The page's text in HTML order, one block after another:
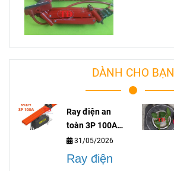
DÀNH CHO BẠN
Ray điện an
toàn 3P 100A
lá gì?
31/05/2026
Ray điện